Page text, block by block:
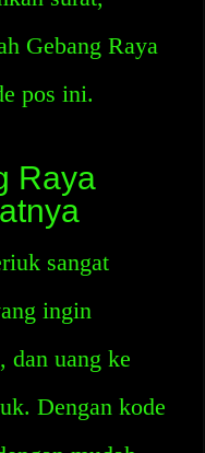
Gebang Raya
pos ini.
Raya
sangat
ingin
dan uang ke
Dengan kode